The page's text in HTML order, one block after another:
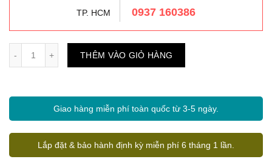
TP. HCM 0937 160386
THÊM VÀO GIỎ HÀNG
Giao hàng miễn phí toàn quốc từ 3-5 ngày.
Lắp đặt & bảo hành định kỳ miễn phí 6 tháng 1 lần.